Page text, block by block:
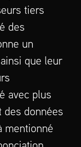
tiers
des
un
que leur
avec plus
données
mentionné